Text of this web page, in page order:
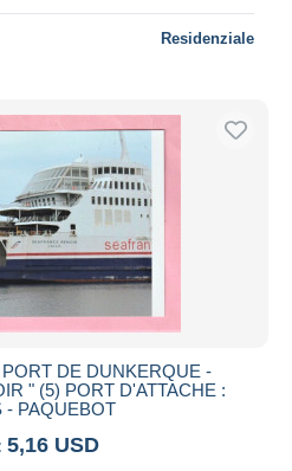
Residenziale
DE DUNKERQUE -
" (5) PORT D'ATTACHE :
- PAQUEBOT
5,16 USD